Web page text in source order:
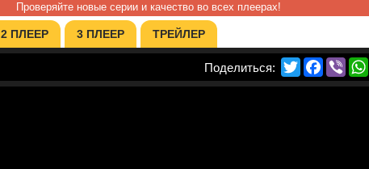
Проверяйте новые серии и качество во всех плеерах!
2 ПЛЕЕР 3 ПЛЕЕР ТРЕЙЛЕР
Twitter